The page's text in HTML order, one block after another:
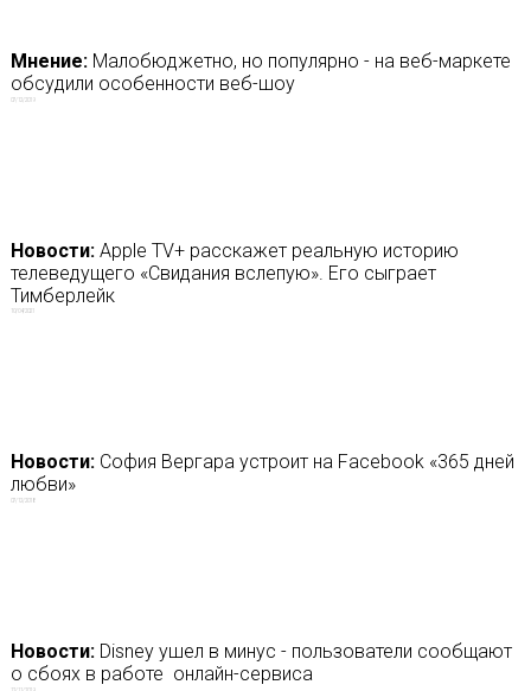
Мнение:Малобюджетно, но популярно - на веб-маркете
обсудили особенности веб-шоу
07/12/2019
Новости:Apple TV+ расскажет реальную историю
телеведущего «Свидания вслепую». Его сыграет
Тимберлейк
10/04/2021
Новости:София Вергара устроит на Facebook «365 дней
любви»
07/12/2018
Новости:Disney ушел в минус - пользователи сообщают
о сбоях в работе онлайн-сервиса